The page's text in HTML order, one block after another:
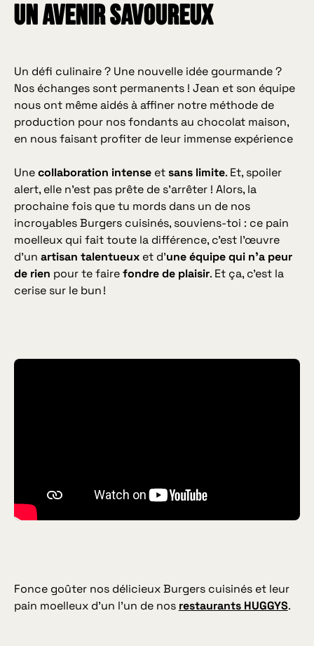
UN AVENIR SAVOUREUX
Un défi culinaire ? Une nouvelle idée gourmande ?
Nos échanges sont permanents ! Jean et son équipe
nous ont même aidés à affiner notre méthode de
production pour nos fondants au chocolat maison,
en nous faisant profiter de leur immense expérience
Unecollaboration intenseetsans limite. Et, spoiler
alert, elle n’est pas prête de s’arrêter ! Alors, la
prochaine fois que tu mords dans un de nos
incroyables Burgers cuisinés, souviens-toi : ce pain
moelleux qui fait toute la différence, c’est l’œuvre
d’un artisan talentueuxet d’une équipe qui n’a peur
de rien pour te fairefondre de plaisir. Et ça, c’est la
cerise sur le bun !
Fonce goûter nos délicieux Burgers cuisinés et leur
pain moelleux d’un l’un de nos restaurants HUGGYS.